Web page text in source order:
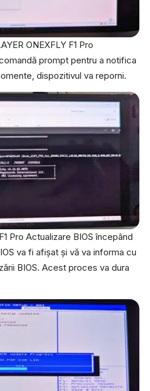
ONEXFLY F1 Pro
prompt pentru a notifica
dispozitivul va reporni.
Pro Actualizare BIOS începând
va fi afișat și vă va informa cu
BIOS. Acest proces va dura